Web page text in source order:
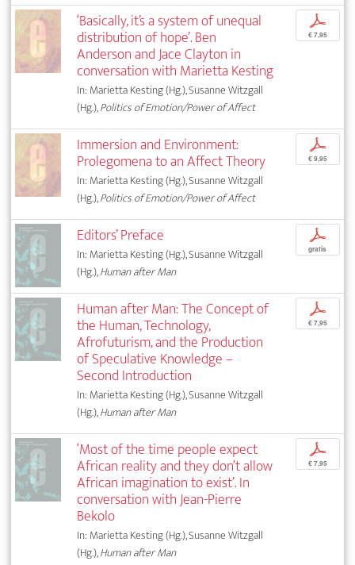
‘Basically, it’s a system of unequal
distribution of hope’. Ben
Anderson and Jace Clayton in
conversation with Marietta Kesting
In: Marietta Kesting (Hg.), Susanne Witzgall
(Hg.),Politics of Emotion/Power of Affect
p
€ 7,95
Immersion and Environment:
Prolegomena to an Affect Theory
In: Marietta Kesting (Hg.), Susanne Witzgall
(Hg.),Politics of Emotion/Power of Affect
p
€ 9,95
Editors’ Preface
In: Marietta Kesting (Hg.), Susanne Witzgall
(Hg.),Human after Man
p
gratis
Human after Man: The Concept of
the Human, Technology,
Afrofuturism, and the Production
of Speculative Knowledge –
Second Introduction
In: Marietta Kesting (Hg.), Susanne Witzgall
(Hg.),Human after Man
p
€ 7,95
‘Most of the time people expect
African reality and they don’t allow
African imagination to exist’. In
conversation with Jean-Pierre
Bekolo
In: Marietta Kesting (Hg.), Susanne Witzgall
(Hg.),Human after Man
p
€ 7,95